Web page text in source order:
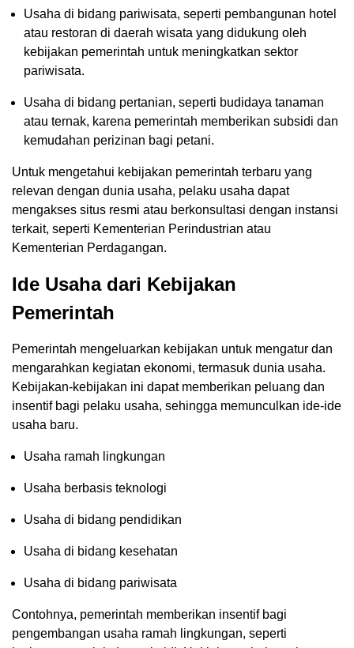
Usaha di bidang pariwisata, seperti pembangunan hotel
atau restoran di daerah wisata yang didukung oleh
kebijakan pemerintah untuk meningkatkan sektor
pariwisata.
Usaha di bidang pertanian, seperti budidaya tanaman
atau ternak, karena pemerintah memberikan subsidi dan
kemudahan perizinan bagi petani.
Untuk mengetahui kebijakan pemerintah terbaru yang
relevan dengan dunia usaha, pelaku usaha dapat
mengakses situs resmi atau berkonsultasi dengan instansi
terkait, seperti Kementerian Perindustrian atau
Kementerian Perdagangan.
Ide Usaha dari Kebijakan
Pemerintah
Pemerintah mengeluarkan kebijakan untuk mengatur dan
mengarahkan kegiatan ekonomi, termasuk dunia usaha.
Kebijakan-kebijakan ini dapat memberikan peluang dan
insentif bagi pelaku usaha, sehingga memunculkan ide-ide
usaha baru.
Usaha ramah lingkungan
Usaha berbasis teknologi
Usaha di bidang pendidikan
Usaha di bidang kesehatan
Usaha di bidang pariwisata
Contohnya, pemerintah memberikan insentif bagi
pengembangan usaha ramah lingkungan, seperti